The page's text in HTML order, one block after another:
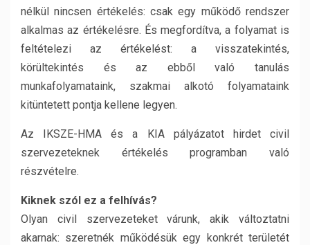
nélkül nincsen értékelés: csak egy működő rendszer
alkalmas az értékelésre. És megfordítva, a folyamat is
feltételezi az értékelést: a visszatekintés,
körültekintés és az ebből való tanulás
munkafolyamataink, szakmai alkotó folyamataink
kitüntetett pontja kellene legyen.
Az IKSZE-HMA és a KIA pályázatot hirdet civil
szervezeteknek értékelés programban való
részvételre.
Kiknek szól ez a felhívás?
Olyan civil szervezeteket várunk, akik változtatni
akarnak: szeretnék működésük egy konkrét területét